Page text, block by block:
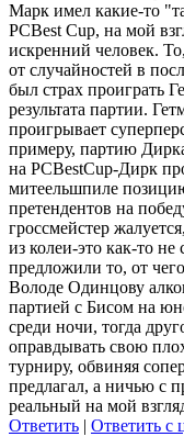
Марк имел какие-то
PCBest Cup, на мой
искренний человек.
от случайностей в
был страх проиграть
результата партии.
проигрывает
примеру, партию
на PCBestCup-Дирк
митеельшпиле
претендентов на
гроссмейстер
из колеи-это как-то
предложили то, от
Володе Одинцову
партией с Бисом на
среди ночи, тогда
оправдывать свою
турниру, обвиняя
предлагал, а ничью с
реальный на мой
Ответить | Ответить с